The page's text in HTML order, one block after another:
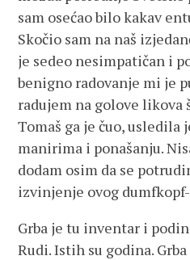
sam osećao bilo kakav
Skočio sam na naš
je sedeo nesimpatičan i
benigno radovanje mi je
radujem na golove likova
Tomaš ga je čuo, usledila
manirima i ponašanju.
dodam osim da se
izvinjenje ovog
Grba je tu inventar i
Rudi. Istih su godina.